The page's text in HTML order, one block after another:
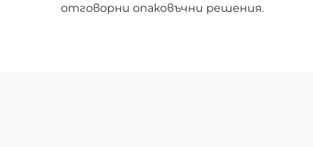
отговорни опаковъчни решения.